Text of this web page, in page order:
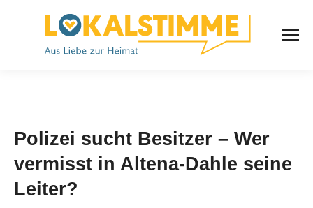
Polizei sucht Besitzer – Wer
vermisst in Altena-Dahle seine
Leiter?